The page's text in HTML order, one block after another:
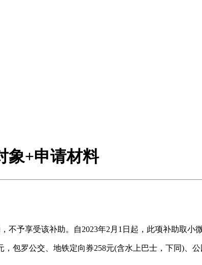
象+申请材料
享受该补助。自2023年2月1日起，此项补助取小
罗公交、地铁定向券258元(含水上巴士，下同)、公